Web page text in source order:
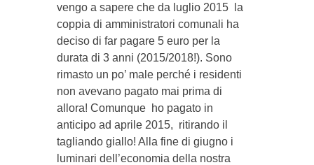
vengo a sapere che da luglio 2015 la
coppia di amministratori comunali ha
deciso di far pagare 5 euro per la
durata di 3 anni (2015/2018!). Sono
rimasto un po’ male perché i residenti
non avevano pagato mai prima di
allora! Comunque ho pagato in
anticipo ad aprile 2015, ritirando il
tagliando giallo! Alla fine di giugno i
luminari dell’economia della nostra